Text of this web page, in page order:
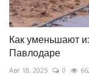
Как уменьшают
Павлодаре
Авг 18, 2025 0